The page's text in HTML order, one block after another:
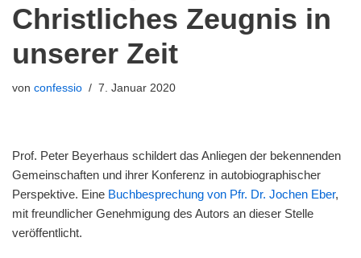
Christliches Zeugnis in
unserer Zeit
von confessio 7. Januar 2020
Prof. Peter Beyerhaus schildert das Anliegen der bekennenden
Gemeinschaften und ihrer Konferenz in autobiographischer
Perspektive. Eine Buchbesprechung von Pfr. Dr. Jochen Eber,
mit freundlicher Genehmigung des Autors an dieser Stelle
veröffentlicht.